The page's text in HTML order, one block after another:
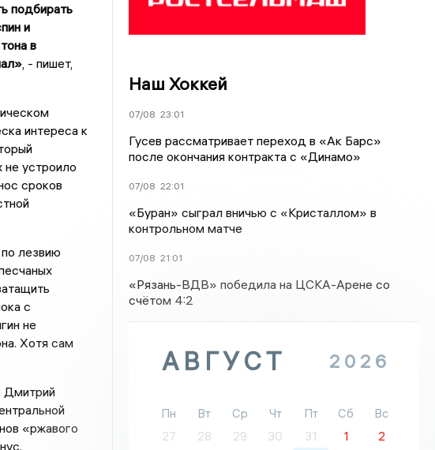
подбирать
и
в
, - пишет,
интереса к
не устроило
сроков
лезвию
с
не
Хотя сам
Дмитрий
«ржавого
Наш Хоккей
07/08 23:01
Гусев рассматривает переход в «Ак Барс»
после окончания контракта с «Динамо»
07/08 22:01
«Буран» сыграл вничью с «Кристаллом» в
контрольном матче
07/08 21:01
«Рязань-ВДВ» победила на ЦСКА-Арене со
счётом 4:2
АВГУСТ 2026
Пн Вт Ср Чт Пт Сб
Вс
27
28 29 30 31 1
2